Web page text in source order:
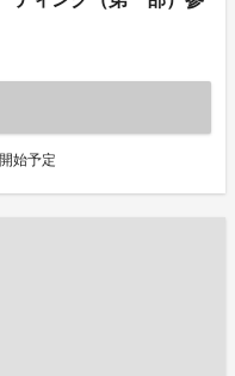
始予定